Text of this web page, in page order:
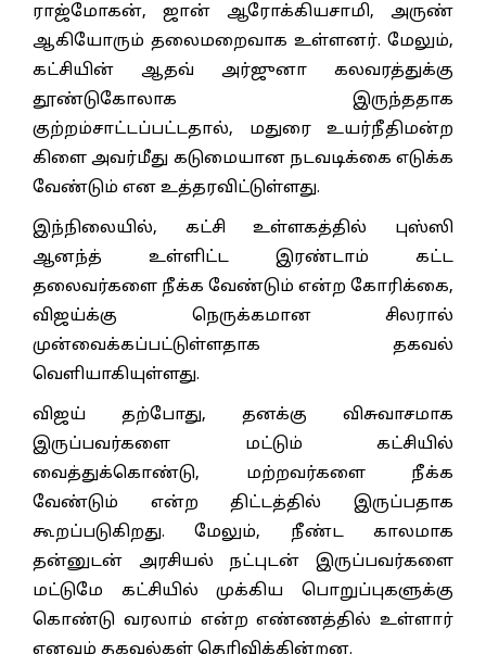
ராஜ்மோகன், ஜான் ஆரோக்கியசாமி, அருண்
ஆகியோரும் தலைமறைவாக உள்ளனர். மேலும்,
கட்சியின் ஆதவ் அர்ஜுனா கலவரத்துக்கு
தூண்டுகோலாக இருந்ததாக
குற்றம்சாட்டப்பட்டதால், மதுரை உயர்நீதிமன்ற
கிளை அவர்மீது கடுமையான நடவடிக்கை எடுக்க
வேண்டும் என உத்தரவிட்டுள்ளது.
இந்நிலையில், கட்சி உள்ளகத்தில் புஸ்ஸி
ஆனந்த் உள்ளிட்ட இரண்டாம் கட்ட
தலைவர்களை நீக்க வேண்டும் என்ற கோரிக்கை,
விஜய்க்கு நெருக்கமான சிலரால்
முன்வைக்கப்பட்டுள்ளதாக தகவல்
வெளியாகியுள்ளது.
விஜய் தற்போது, தனக்கு விசுவாசமாக
இருப்பவர்களை மட்டும் கட்சியில்
வைத்துக்கொண்டு, மற்றவர்களை நீக்க
வேண்டும் என்ற திட்டத்தில் இருப்பதாக
கூறப்படுகிறது. மேலும், நீண்ட காலமாக
தன்னுடன் அரசியல் நட்புடன் இருப்பவர்களை
மட்டுமே கட்சியில் முக்கிய பொறுப்புகளுக்கு
கொண்டு வரலாம் என்ற எண்ணத்தில் உள்ளார்